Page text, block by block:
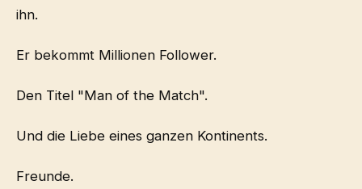
ihn.
Er bekommt Millionen Follower.
Den Titel "Man of the Match".
Und die Liebe eines ganzen Kontinents.
Freunde.